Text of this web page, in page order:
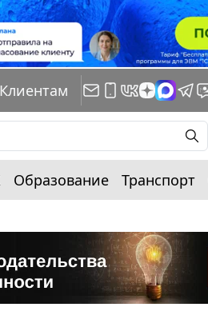
Клиентам
Образование Транспорт